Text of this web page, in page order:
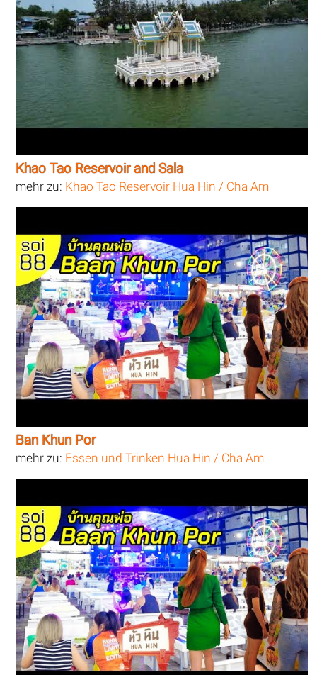
Khao Tao Reservoir and Sala
mehr zu: Khao Tao Reservoir Hua Hin / Cha Am
Ban Khun Por
mehr zu: Essen und Trinken Hua Hin / Cha Am